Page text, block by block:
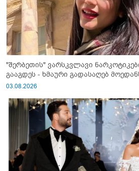
"შერბეთის" ვარსკვლავი
გააგდეს - ხმაური გადასაღებ
03.08.2026